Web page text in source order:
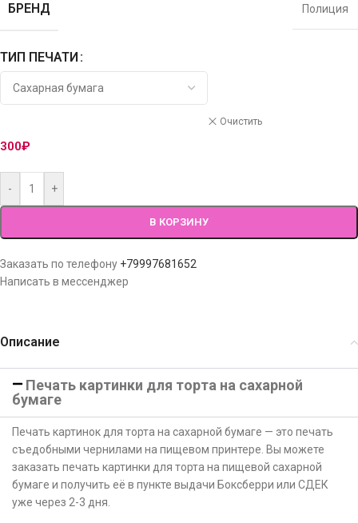
БРЕНД Полиция
ТИП ПЕЧАТИ
Очистить
300₽
- +
В КОРЗИНУ
Заказать по телефону +79997681652
Написать в мессенджер
Описание
Печать картинки для торта на сахарной
бумаге
Печать картинок для торта на сахарной бумаге — это печать
съедобными чернилами на пищевом принтере. Вы можете
заказать печать картинки для торта на пищевой сахарной
бумаге и получить её в пункте выдачи Боксберри или СДЕК
уже через 2-3 дня.